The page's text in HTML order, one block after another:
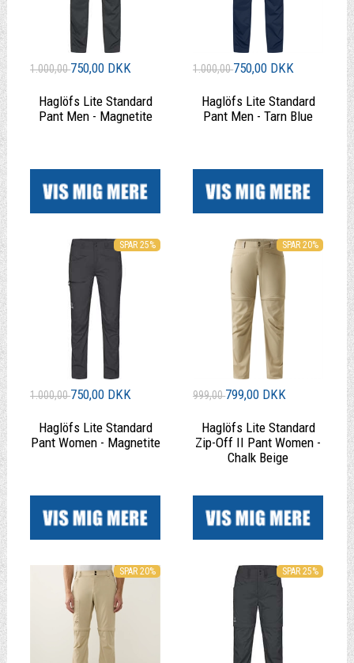
1.000,00750,00 DKK
Haglöfs Lite Standard
Pant Men - Magnetite
1.000,00750,00 DKK
Haglöfs Lite Standard
Pant Men - Tarn Blue
SPAR 25%
1.000,00750,00 DKK
Haglöfs Lite Standard
Pant Women - Magnetite
SPAR 20%
999,00799,00 DKK
Haglöfs Lite Standard
Zip-Off II Pant Women -
Chalk Beige
SPAR 20% SPAR 25%